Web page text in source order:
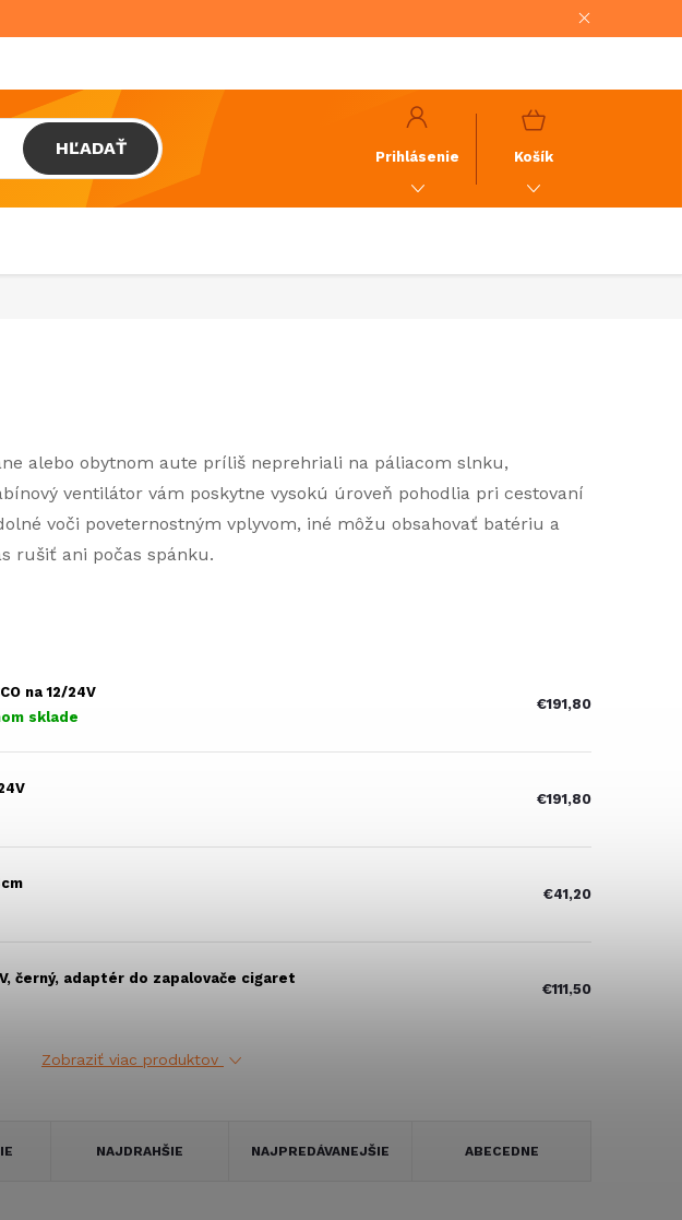
HĽADAŤ Prihlásenie
NÁKUPNÝ
Košík
alebo obytnom aute príliš neprehriali na páliacom slnku,
ventilátor vám poskytne vysokú úroveň pohodlia pri cestovaní
voči poveternostným vplyvom, iné môžu obsahovať batériu a
rušiť ani počas spánku.
na 12/24V
sklade
€191,80
€191,80
€41,20
černý, adaptér do zapalovače cigaret
€111,50
Zobraziť viac produktov
NAJDRAHŠIE NAJPREDÁVANEJŠIE ABECEDNE